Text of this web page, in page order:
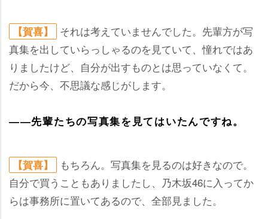
【賀喜】
それは考えていませんでした。先輩方が写
真集を出していらっしゃるのを見ていて、憧れではあ
りましたけど、自分が出すものとは思っていなくて。
だから今、不思議な感じがします。
――先輩たちの写真集を見てはいたんですね。
【賀喜】
もちろん。写真集を見るのは好きなので。
自分で買うこともありましたし、乃木坂46に入ってか
らは事務所に置いてあるので、全部見ました。